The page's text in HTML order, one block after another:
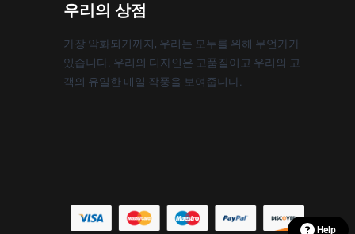
우리의 상점
가장 악화되기까지, 우리는 모두를 위해 무언가가
있습니다. 우리의 디자인은 고품질이고 우리의 고
객의 유일한 매일 작풍을 보여줍니다.
Help